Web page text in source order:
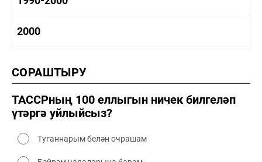
1980-1990 мәдәният
1990-2000 мәдәният
2000
2000 сәнәгать
2000 мәдәният
СОРАШТЫРУ
ТАССРның 100 еллыгын ничек билгеләп
үтәргә уйлыйсыз?
Туганнарым белән очрашам